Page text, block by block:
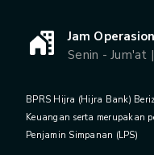
Jam
Senin - Jum'at
BPRS Hijra (Hijra Bank)
Keuangan serta merupakan
Penjamin Simpanan (LPS)